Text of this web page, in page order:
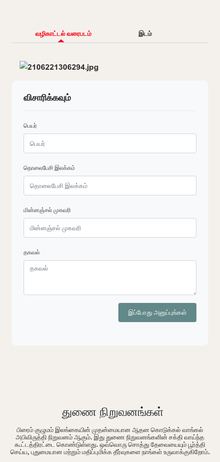
வழிகாட்டல் வரைபடம் இடம்
விசாரிக்கவும்
பெயர்
தொலைபேசி இலக்கம்
மின்னஞ்சல் முகவரி
தகவல்
இப்போது அனுப்புங்கள்
துணை நிறுவனங்கள்
பிரைம் குழுமம் இலங்கையின் முதன்மையான ஆதன கொடுக்கல் வாங்கல்
அபிவிருத்தி நிறுவனம் ஆகும். இது துணை நிறுவனங்களின் சக்தி வாய்ந்த
கூட்டத்திரட்டை கொண்டுள்ளது. ஒவ்வொரு சொத்து தேவையையும் பூர்த்தி
செய்ய, புதுமையான மற்றும் மதிப்புமிக்க தீர்வுகளை நாங்கள் உருவாக்குகிறோம்.